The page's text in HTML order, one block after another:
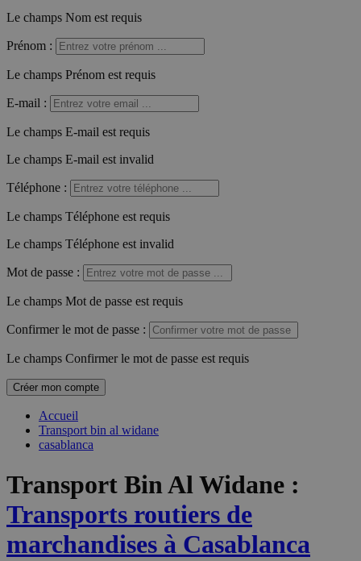
Le champs Nom est requis
Prénom :
Le champs Prénom est requis
E-mail :
Le champs E-mail est requis
Le champs E-mail est invalid
Téléphone :
Le champs Téléphone est requis
Le champs Téléphone est invalid
Mot de passe :
Le champs Mot de passe est requis
Confirmer le mot de passe :
Le champs Confirmer le mot de passe est requis
Créer mon compte
Accueil
Transport bin al widane
casablanca
Transport Bin Al Widane :
Transports routiers de
marchandises à Casablanca